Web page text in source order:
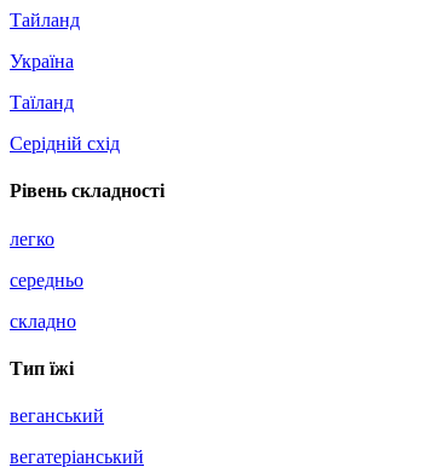
Тайланд
Україна
Таїланд
Серідній схід
Рівень складності
легко
середньо
складно
Тип їжі
веганський
вегатерiанський